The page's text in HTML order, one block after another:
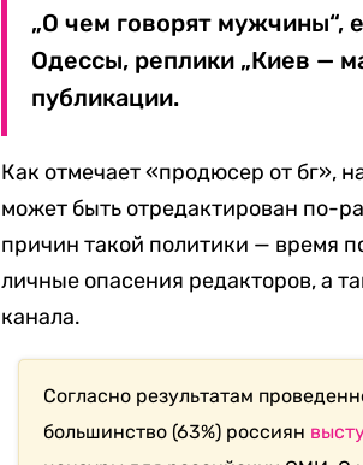
„О чем говорят мужчины“,
Одессы, реплики „Киев —
публикации.
Как отмечает «продюсер от бг»,
может быть отредактирован по-
причин такой политики — время
личные опасения редакторов, а
канала.
Согласно результатам
большинство (63%) россиян